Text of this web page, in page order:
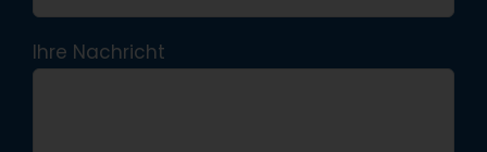
Ihre Nachricht